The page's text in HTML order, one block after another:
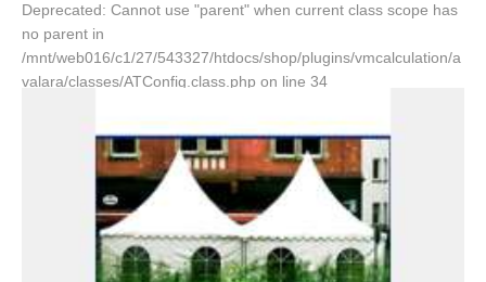
Deprecated: Cannot use "parent" when current class scope has
no parent in
/mnt/web016/c1/27/543327/htdocs/shop/plugins/vmcalculation/a
valara/classes/ATConfig.class.php on line 34